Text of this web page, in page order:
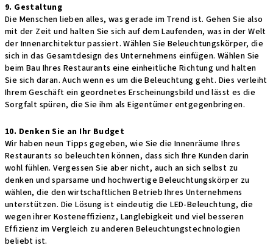
9. Gestaltung
Die Menschen lieben alles, was gerade im Trend ist. Gehen Sie also
mit der Zeit und halten Sie sich auf dem Laufenden, was in der Welt
der Innenarchitektur passiert. Wählen Sie Beleuchtungskörper, die
sich in das Gesamtdesign des Unternehmens einfügen. Wählen Sie
beim Bau Ihres Restaurants eine einheitliche Richtung und halten
Sie sich daran. Auch wenn es um die Beleuchtung geht. Dies verleiht
Ihrem Geschäft ein geordnetes Erscheinungsbild und lässt es die
Sorgfalt spüren, die Sie ihm als Eigentümer entgegenbringen.
10. Denken Sie an Ihr Budget
Wir haben neun Tipps gegeben, wie Sie die Innenräume Ihres
Restaurants so beleuchten können, dass sich Ihre Kunden darin
wohl fühlen. Vergessen Sie aber nicht, auch an sich selbst zu
denken und sparsame und hochwertige Beleuchtungskörper zu
wählen, die den wirtschaftlichen Betrieb Ihres Unternehmens
unterstützen. Die Lösung ist eindeutig die LED-Beleuchtung, die
wegen ihrer Kosteneffizienz, Langlebigkeit und viel besseren
Effizienz im Vergleich zu anderen Beleuchtungstechnologien
beliebt ist.